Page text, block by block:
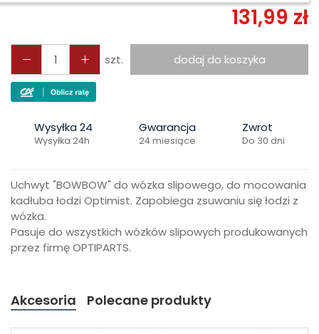
131,99 zł
szt. dodaj do koszyka
Wysyłka 24
Wysyłka 24h
Gwarancja
24 miesiące
Zwrot
Do 30 dni
Uchwyt "BOWBOW" do wózka slipowego, do mocowania
kadłuba łodzi Optimist. Zapobiega zsuwaniu się łodzi z
wózka.
Pasuje do wszystkich wózków slipowych produkowanych
przez firmę OPTIPARTS.
Akcesoria Polecane produkty